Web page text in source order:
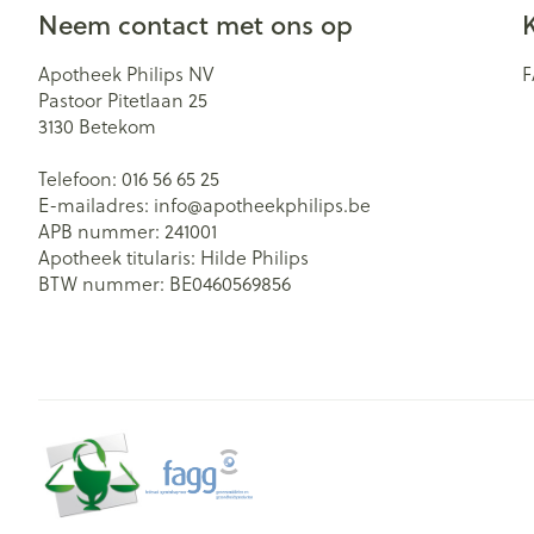
Neem contact met ons op
Apotheek Philips NV
Pastoor Pitetlaan 25
3130 Betekom
Telefoon: 016 56 65 25
E-mailadres: info@apotheekphilips.be
APB nummer: 241001
Apotheek titularis: Hilde Philips
BTW nummer: BE0460569856